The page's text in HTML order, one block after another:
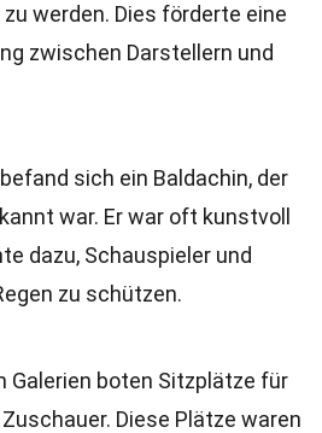
werden. Dies förderte eine
zwischen Darstellern und
sich ein Baldachin, der
war. Er war oft kunstvoll
dazu, Schauspieler und
zu schützen.
Galerien boten Sitzplätze für
Diese Plätze waren